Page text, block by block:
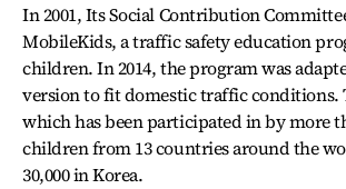
In 2001, Its Social Contribution
MobileKids, a traffic safety education
children. In 2014, the program was
version to fit domestic traffic conditions.
which has been participated in by more
children from 13 countries around the
30,000 in Korea.